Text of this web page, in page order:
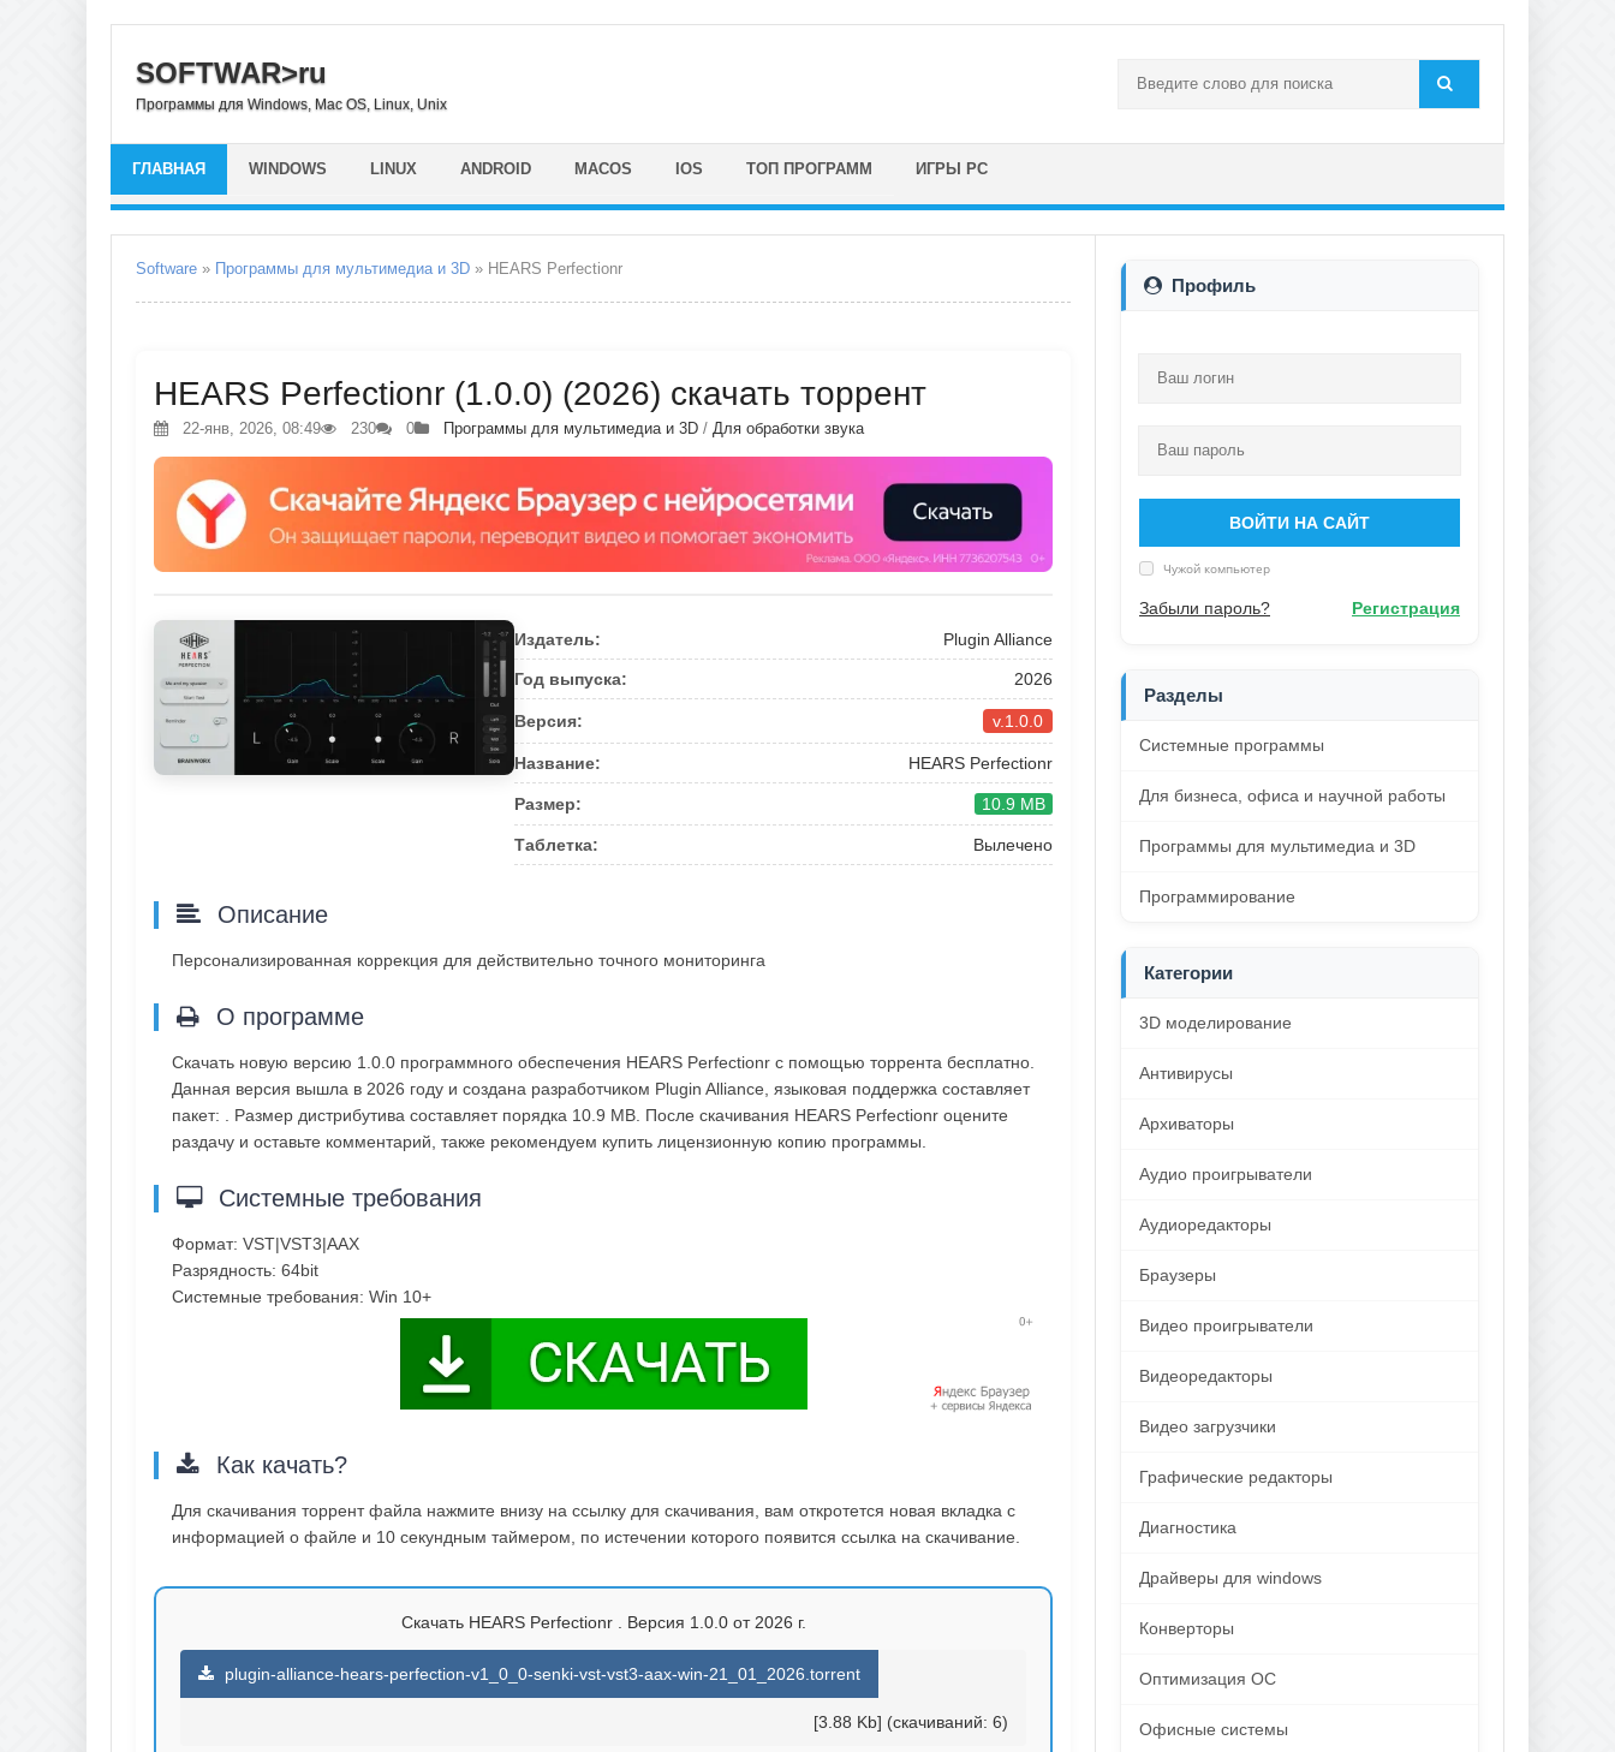
SOFTWAR>ru
Программы для Windows, Mac OS, Linux, Unix
ГЛАВНАЯ WINDOWS LINUX ANDROID MACOS IOS ТОП ПРОГРАММ ИГРЫ PC
Software » Программы для мультимедиа и 3D » HEARS Perfectionr
HEARS Perfectionr (1.0.0) (2026) скачать торрент
22-янв, 2026, 08:49 230 0 Программы для мультимедиа и 3D / Для обработки звука
Издатель: Plugin Alliance
Год выпуска: 2026
Версия: v.1.0.0
Название: HEARS Perfectionr
Размер: 10.9 MB
Таблетка: Вылечено
Описание
Персонализированная коррекция для действительно точного мониторинга
О программе
Скачать новую версию 1.0.0 программного обеспечения HEARS Perfectionr с помощью торрента бесплатно.
Данная версия вышла в 2026 году и создана разработчиком Plugin Alliance, языковая поддержка составляет
пакет: . Размер дистрибутива составляет порядка 10.9 MB. После скачивания HEARS Perfectionr оцените
раздачу и оставьте комментарий, также рекомендуем купить лицензионную копию программы.
Системные требования
Формат: VST|VST3|AAX
Разрядность: 64bit
Системные требования: Win 10+
Как качать?
Для скачивания торрент файла нажмите внизу на ссылку для скачивания, вам откротется новая вкладка с
информацией о файле и 10 секундным таймером, по истечении которого появится ссылка на скачивание.
Скачать HEARS Perfectionr . Версия 1.0.0 от 2026 г.
plugin-alliance-hears-perfection-v1_0_0-senki-vst-vst3-aax-win-21_01_2026.torrent
[3.88 Kb] (cкачиваний: 6)
Профиль
ВОЙТИ НА САЙТ
Чужой компьютер
Забыли пароль? Регистрация
Разделы
Системные программы
Для бизнеса, офиса и научной работы
Программы для мультимедиа и 3D
Программирование
Категории
3D моделирование
Антивирусы
Архиваторы
Аудио проигрыватели
Аудиоредакторы
Браузеры
Видео проигрыватели
Видеоредакторы
Видео загрузчики
Графические редакторы
Диагностика
Драйверы для windows
Конверторы
Оптимизация ОС
Офисные системы